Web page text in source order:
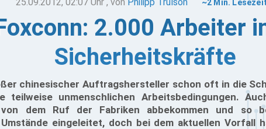
~2 Min. Lesezeit
2.000 Arbeiter
Sicherheitskräfte
chinesischer Auftragshersteller schon oft in die
teilweise unmenschlichen Arbeitsbedingungen.
dem Ruf der Fabriken abbekommen und so
eingeleitet, doch bei dem aktuellen Vorfall